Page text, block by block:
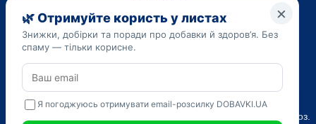
ТОВ “ДО ЮА”,
Код ЄДРПОУ 45223262
Дата регистрации 14.09.2023
Приведенная на сайте dobavki.ua информация носит
исключительно ознакомительный характер. Не используйте
нашу информацию для диагностики и лечения. Только ваш
Лечащий врач может назначать препараты и составлять диагноз.